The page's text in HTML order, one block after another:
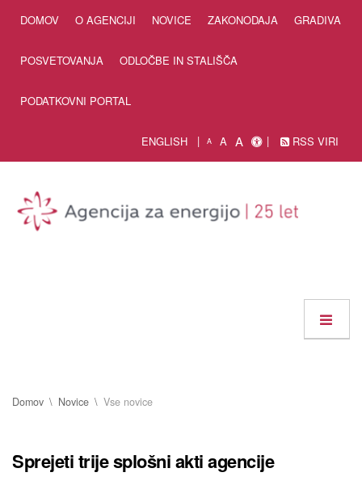
DOMOV O AGENCIJI NOVICE ZAKONODAJA GRADIVA
POSVETOVANJA ODLOČBE IN STALIŠČA
PODATKOVNI PORTAL
ENGLISH A A A RSS VIRI
Domov Novice Vse novice
Sprejeti trije splošni akti agencije